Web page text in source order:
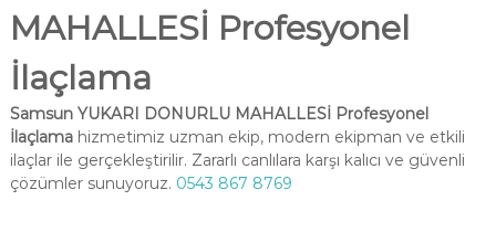
MAHALLESİ Profesyonel
İlaçlama
Samsun YUKARI DONURLU MAHALLESİ Profesyonel
İlaçlamahizmetimiz uzman ekip, modern ekipman ve etkili
ilaçlar ile gerçekleştirilir. Zararlı canlılara karşı kalıcı ve güvenli
çözümler sunuyoruz. 0543 867 8769